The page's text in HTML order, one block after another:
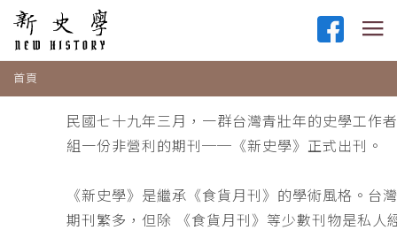
首頁
民國七十九年三月，一群台灣青壯年的史學工作
組一份非營利的期刊──《新史學》正式出刊。
《新史學》是繼承《食貨月刊》的學術風格。台
期刊繁多，但除 《食貨月刊》等少數刊物是私人